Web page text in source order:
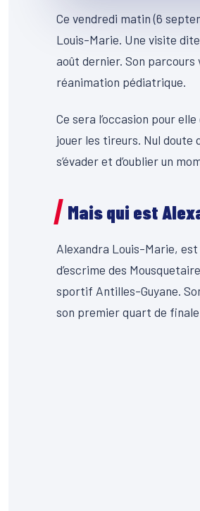
Ce vendredi matin (6
Louis-Marie. Une visite
août dernier. Son
réanimation pédiatrique.
Ce sera l’occasion pour
jouer les tireurs. Nul
s’évader et d’oublier un
Mais qui est
Alexandra Louis-Marie, est
d’escrime des
sportif Antilles-Guyane.
son premier quart de finale